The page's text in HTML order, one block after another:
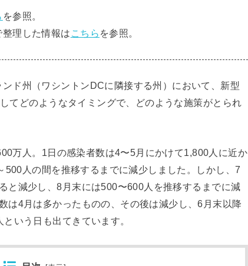
を参照。
理した情報は こちら を参照。
ド州（ワシントンDCに隣接する州）において、新型
てどのようなタイミングで、どのような施策がとられ
万人。1日の感染者数は4〜5月にかけて1,800人に近か
人の間を推移するまでに減少しました。しかし、7
と減少し、8月末には500〜600人を推移するまでに減
は4月は多かったものの、その後は減少し、6月末以降
いう日も出てきています。